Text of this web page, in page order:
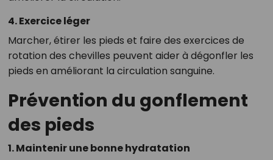
4. Exercice léger
Marcher, étirer les pieds et faire des exercices de
rotation des chevilles peuvent aider à dégonfler les
pieds en améliorant la circulation sanguine.
Prévention du gonflement
des pieds
1. Maintenir une bonne hydratation